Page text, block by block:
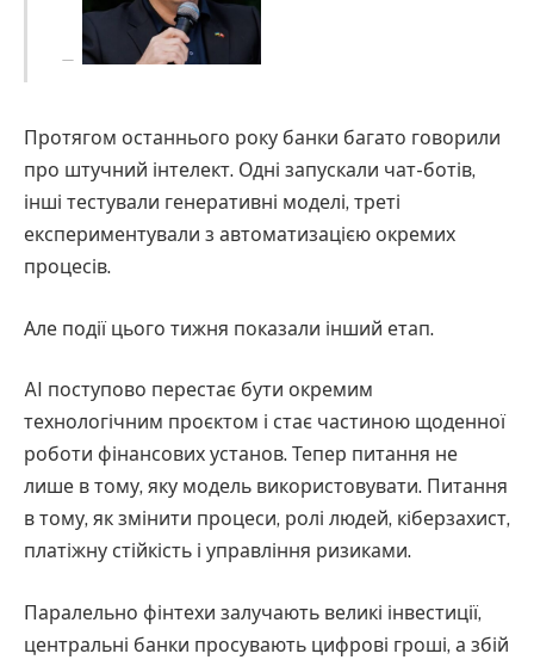
Протягом останнього року банки багато говорили
про штучний інтелект. Одні запускали чат-ботів,
інші тестували генеративні моделі, треті
експериментували з автоматизацією окремих
процесів.
Але події цього тижня показали інший етап.
AI поступово перестає бути окремим
технологічним проєктом і стає частиною щоденної
роботи фінансових установ. Тепер питання не
лише в тому, яку модель використовувати. Питання
в тому, як змінити процеси, ролі людей, кіберзахист,
платіжну стійкість і управління ризиками.
Паралельно фінтехи залучають великі інвестиції,
центральні банки просувають цифрові гроші, а збій